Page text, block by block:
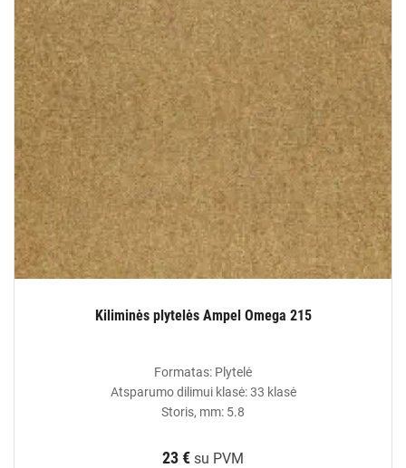
Kiliminės plytelės Ampel Omega 215
Formatas: Plytelė
Atsparumo dilimui klasė: 33 klasė
Storis, mm: 5.8
23 € su PVM